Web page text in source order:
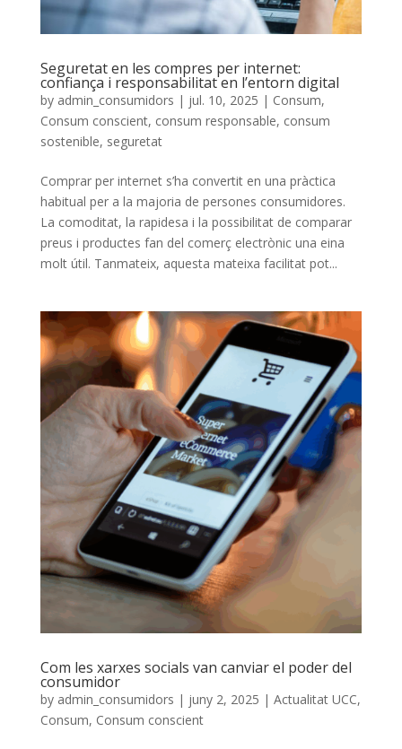
Seguretat en les compres per internet:
confiança i responsabilitat en l’entorn digital
by admin_consumidors | jul. 10, 2025 | Consum,
Consum conscient, consum responsable, consum
sostenible, seguretat
Comprar per internet s’ha convertit en una pràctica
habitual per a la majoria de persones consumidores.
La comoditat, la rapidesa i la possibilitat de comparar
preus i productes fan del comerç electrònic una eina
molt útil. Tanmateix, aquesta mateixa facilitat pot...
Com les xarxes socials van canviar el poder del
consumidor
by admin_consumidors | juny 2, 2025 | Actualitat UCC,
Consum, Consum conscient